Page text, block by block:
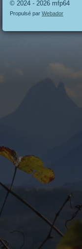
© 2024 - 2026 mfp64
Propulsé par Webador